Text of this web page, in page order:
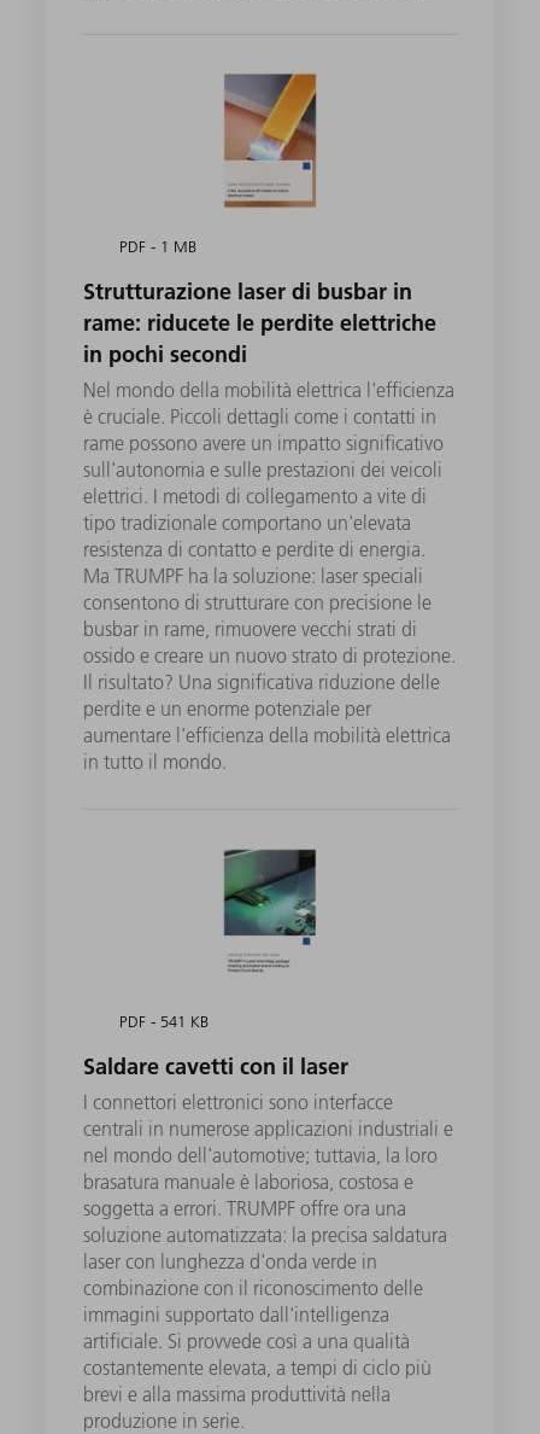
PDF - 1 MB
Strutturazione laser di busbar in
rame: riducete le perdite elettriche
in pochi secondi
Nel mondo della mobilità elettrica l'efficienza
è cruciale. Piccoli dettagli come i contatti in
rame possono avere un impatto significativo
sull'autonomia e sulle prestazioni dei veicoli
elettrici. I metodi di collegamento a vite di
tipo tradizionale comportano un'elevata
resistenza di contatto e perdite di energia.
Ma TRUMPF ha la soluzione: laser speciali
consentono di strutturare con precisione le
busbar in rame, rimuovere vecchi strati di
ossido e creare un nuovo strato di protezione.
Il risultato? Una significativa riduzione delle
perdite e un enorme potenziale per
aumentare l'efficienza della mobilità elettrica
in tutto il mondo.
PDF - 541 KB
Saldare cavetti con il laser
I connettori elettronici sono interfacce
centrali in numerose applicazioni industriali e
nel mondo dell'automotive; tuttavia, la loro
brasatura manuale è laboriosa, costosa e
soggetta a errori. TRUMPF offre ora una
soluzione automatizzata: la precisa saldatura
laser con lunghezza d'onda verde in
combinazione con il riconoscimento delle
immagini supportato dall'intelligenza
artificiale. Si provvede così a una qualità
costantemente elevata, a tempi di ciclo più
brevi e alla massima produttività nella
produzione in serie.